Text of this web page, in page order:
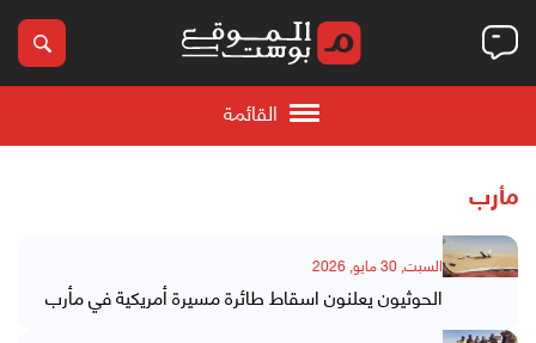
القائمة
مأرب
السبت, 30 مايو, 2026
الحوثيون يعلنون اسقاط طائرة مسيرة أمريكية في مأرب